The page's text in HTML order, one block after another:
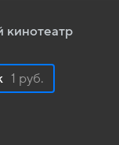
кинотеатр
1 руб.